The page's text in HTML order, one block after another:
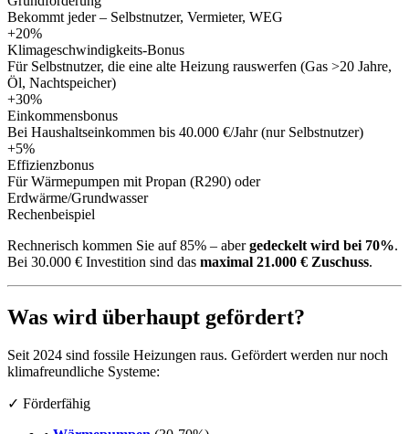
Bekommt jeder – Selbstnutzer, Vermieter, WEG
+20%
Klimageschwindigkeits-Bonus
Für Selbstnutzer, die eine alte Heizung rauswerfen (Gas >20 Jahre,
Öl, Nachtspeicher)
+30%
Einkommensbonus
Bei Haushaltseinkommen bis 40.000 €/Jahr (nur Selbstnutzer)
+5%
Effizienzbonus
Für Wärmepumpen mit Propan (R290) oder
Erdwärme/Grundwasser
Rechenbeispiel
Rechnerisch kommen Sie auf 85% – abergedeckelt wird bei 70%.
Bei 30.000 € Investition sind das maximal 21.000 € Zuschuss.
Was wird überhaupt gefördert?
Seit 2024 sind fossile Heizungen raus. Gefördert werden nur noch
klimafreundliche Systeme:
✓ Förderfähig